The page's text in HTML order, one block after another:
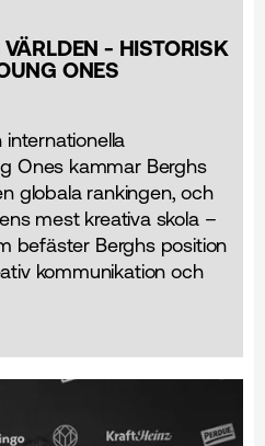
- HISTORISK
ONES
Ones kammar Berghs
globala rankingen, och
mest kreativa skola –
befäster Berghs position
kommunikation och